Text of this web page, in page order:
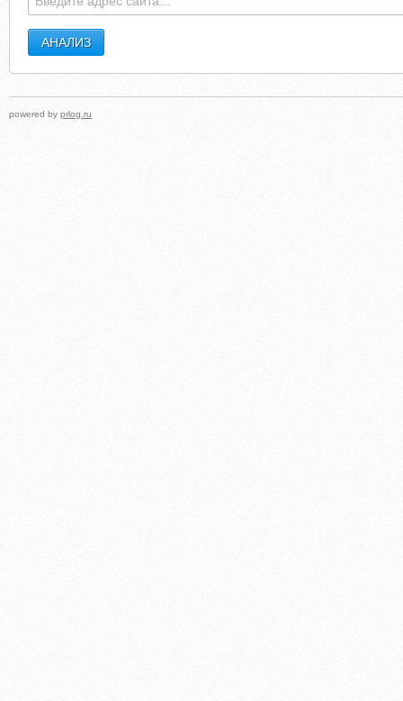
powered by prlog.ru